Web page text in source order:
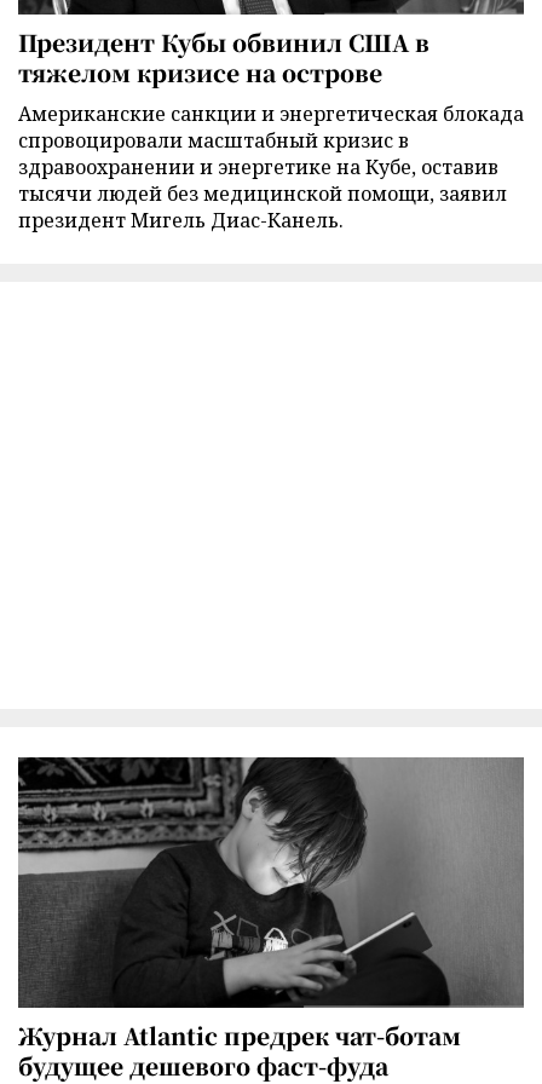
Президент Кубы обвинил США в
тяжелом кризисе на острове
Американские санкции и энергетическая блокада
спровоцировали масштабный кризис в
здравоохранении и энергетике на Кубе, оставив
тысячи людей без медицинской помощи, заявил
президент Мигель Диас-Канель.
Журнал Atlantic предрек чат-ботам
будущее дешевого фаст-фуда